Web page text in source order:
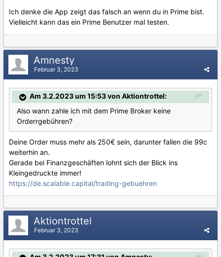
Ich denke die App zeigt das falsch an wenn du in Prime bist.
Vielleicht kann das ein Prime Benutzer mal testen.
Amnesty
Februar 3, 2023
Am 3.2.2023 um 15:53 von Aktiontrottel:
Also wann zahle ich mit dem Prime Broker keine
Orderrgebühren?
Deine Order muss mehr als 250€ sein, darunter fallen die 99c
weiterhin an.
Gerade bei Finanzgeschäften lohnt sich der Blick ins
Kleingedruckte immer!
https://de.scalable.capital/trading-gebuehren
Aktiontrottel
Februar 3, 2023